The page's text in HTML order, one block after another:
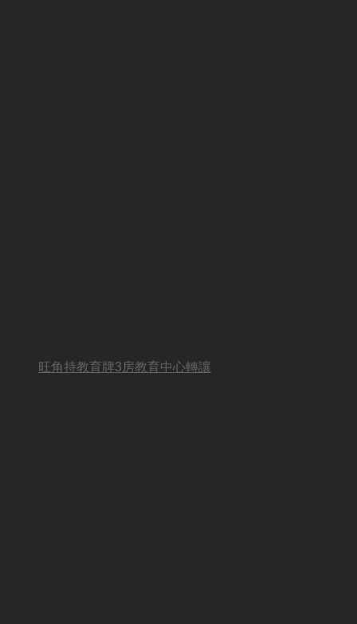
旺角持教育牌3房教育中心轉讓